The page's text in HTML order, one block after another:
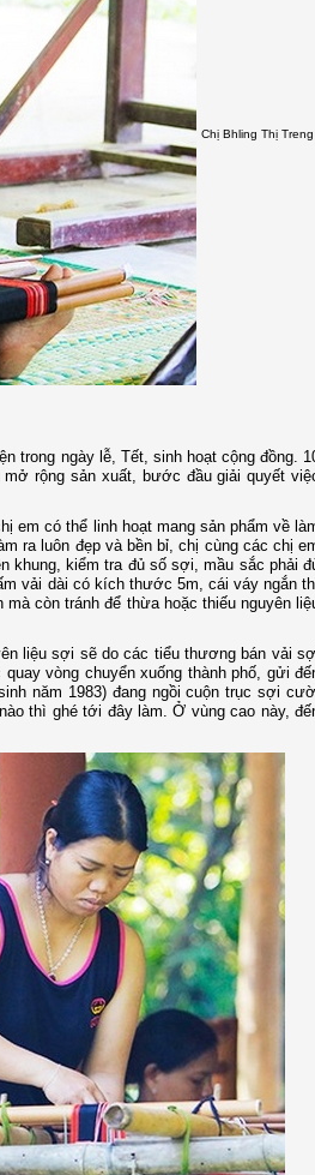
Chị Bhling Thị Treng
trong ngày lễ, Tết, sinh hoạt cộng đồng.
rộng sản xuất, bước đầu giải quyết
em có thể linh hoạt mang sản phẩm về
ra luôn đẹp và bền bỉ, chị cùng các chị
khung, kiểm tra đủ số sợi, mầu sắc phải
vải dài có kích thước 5m, cái váy ngắn
còn tránh để thừa hoặc thiếu nguyên
liệu sợi sẽ do các tiểu thương bán vải
vòng chuyển xuống thành phố, gửi
năm 1983) đang ngồi cuộn trục sợi
thì ghé tới đây làm. Ở vùng cao này,